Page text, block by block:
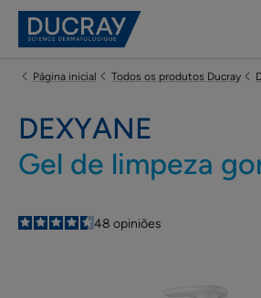
Página inicial
Todos os produtos Ducray
DEXYANE
Gel de limpeza
4.5
/5
48 opiniões